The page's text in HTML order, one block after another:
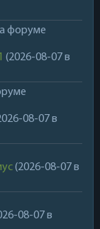
форуме
(2026-08-07 в
08-07 в
(2026-08-07 в
08-07 в